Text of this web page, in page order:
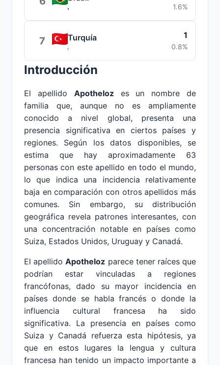
1.6%
7 Turquía 1
0.8%
Introducción
El apellido Apothelozes un nombre de
familia que, aunque no es ampliamente
conocido a nivel global, presenta una
presencia significativa en ciertos países y
regiones. Según los datos disponibles, se
estima que hay aproximadamente 63
personas con este apellido en todo el mundo,
lo que indica una incidencia relativamente
baja en comparación con otros apellidos más
comunes. Sin embargo, su distribución
geográfica revela patrones interesantes, con
una concentración notable en países como
Suiza, Estados Unidos, Uruguay y Canadá.
El apellidoApotheloz parece tener raíces que
podrían estar vinculadas a regiones
francófonas, dado su mayor incidencia en
países donde se habla francés o donde la
influencia cultural francesa ha sido
significativa. La presencia en países como
Suiza y Canadá refuerza esta hipótesis, ya
que en estos lugares la lengua y cultura
francesa han tenido un impacto importante a